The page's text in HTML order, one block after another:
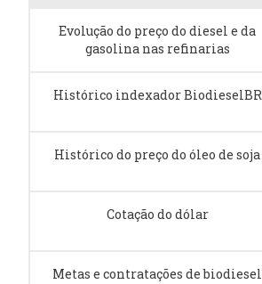
Evolução do preço do diesel e da
gasolina nas refinarias
Histórico indexador BiodieselBR
Histórico do preço do óleo de soja
Cotação do dólar
Metas e contratações de biodiesel